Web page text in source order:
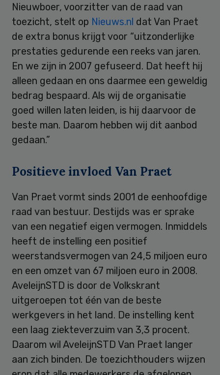
Nieuwboer, voorzitter van de raad van
toezicht, stelt op Nieuws.nl dat Van Praet
de extra bonus krijgt voor “uitzonderlijke
prestaties gedurende een reeks van jaren.
En we zijn in 2007 gefuseerd. Dat heeft hij
alleen gedaan en ons daarmee een geweldig
bedrag bespaard. Als wij de organisatie
goed willen laten leiden, is hij daarvoor de
beste man. Daarom hebben wij dit aanbod
gedaan.”
Positieve invloed Van Praet
Van Praet vormt sinds 2001 de eenhoofdige
raad van bestuur. Destijds was er sprake
van een negatief eigen vermogen. Inmiddels
heeft de instelling een positief
weerstandsvermogen van 24,5 miljoen euro
en een omzet van 67 miljoen euro in 2008.
AveleijnSTD is door de Volkskrant
uitgeroepen tot één van de beste
werkgevers in het land. De instelling kent
een laag ziekteverzuim van 3,3 procent.
Daarom wil AveleijnSTD Van Praet langer
aan zich binden. De toezichthouders wijzen